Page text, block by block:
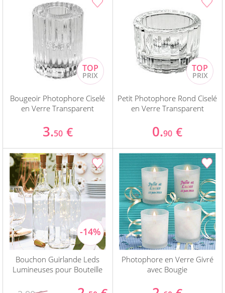
Bougeoir Photophore Ciselé
en Verre Transparent
3.50 €
Petit Photophore Rond Ciselé
en Verre Transparent
0.90 €
Bouchon Guirlande Leds
Lumineuses pour Bouteille
Photophore en Verre Givré
avec Bougie